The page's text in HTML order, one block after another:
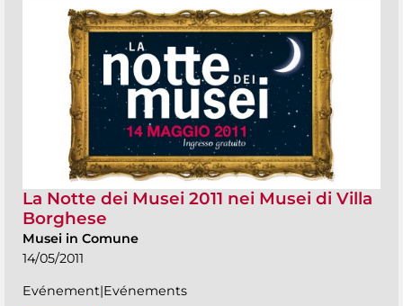
La Notte dei Musei 2011 nei Musei di Villa
Borghese
Musei in Comune
14/05/2011
Evénement|Evénements